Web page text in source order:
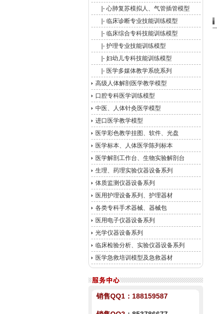
|- 心肺复苏模拟人、气管插管模型
|- 临床诊断专业技能训练模型
|- 临床综合专科技能训练模型
|- 护理专业技能训练模型
|- 妇幼儿专科技能训练模型
|- 医学多媒体教学系统系列
高级人体解剖医学教学模型
口腔专科医学训练模型
中医、人体针灸医学模型
进口医学教学模型
医学彩色教学挂图、软件、光盘
医学标本、人体医学陈列标本
医学解剖工作台、生物实验解剖台
生理、药理实验仪器设备系列
体质监测仪器设备系列
医用护理设备系列、护理器材
各类专科手术器械、器械包
医用电子仪器设备系列
光学仪器设备系列
临床检验分析、实验仪器设备系列
医学急救培训模型及急救器材
销售QQ1： 188159587